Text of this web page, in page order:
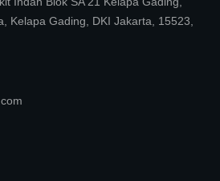
Kelapa Gading, DKI Jakarta, 15523,